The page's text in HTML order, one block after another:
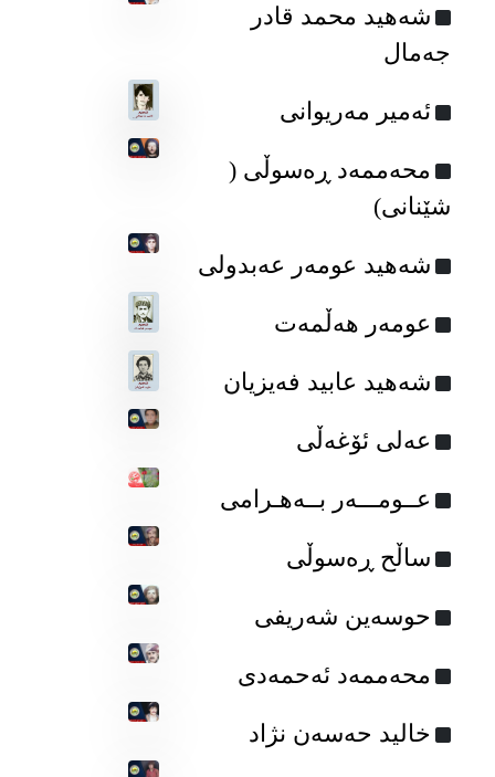
شه‌هید محمد قادر
جه‌مال
ئه‌میر مه‌ریوانی
محەممەد ڕەسوڵی (
شێنانی)
شەهید عومه‌ر عه‌بدولی
عومه‌ر هه‌ڵمه‌ت
شه‌هید عابید فه‌یزیان
عه‌لی ئۆغه‌ڵی
عــومـــەر بــەهـرامی
ساڵح ڕەسوڵی
حوسەین شەریفی
محه‌ممه‌د ئه‌حمه‌دی
خالید حەسەن نژاد